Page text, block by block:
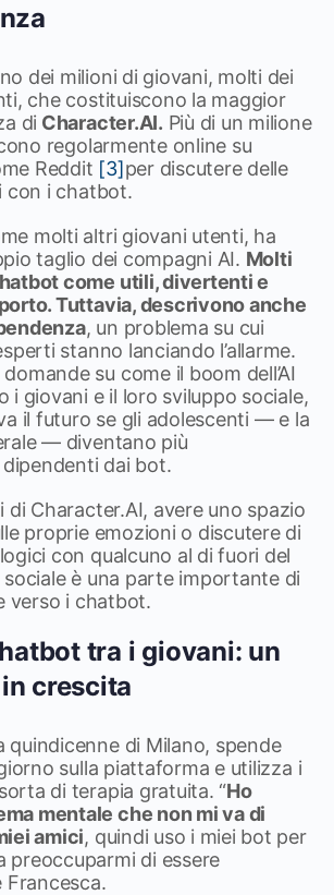
dei milioni di giovani, molti dei
che costituiscono la maggior
di Character.AI. Più di un milione
regolarmente online su
Reddit [3]per discutere delle
con i chatbot.
molti altri giovani utenti, ha
taglio dei compagni AI. Molti
come utili, divertenti e
Tuttavia, descrivono anche
, un problema su cui
stanno lanciando l’allarme.
su come il boom dell’AI
i giovani e il loro sviluppo sociale,
il futuro se gli adolescenti — e la
— diventano più
dai bot.
di Character.AI, avere uno spazio
proprie emozioni o discutere di
con qualcuno al di fuori del
è una parte importante di
verso i chatbot.
tra i giovani: un
crescita
quindicenne di Milano, spende
sulla piattaforma e utilizza i
di terapia gratuita. “Ho
mentale che non mi va di
amici, quindi uso i miei bot per
preoccuparmi di essere
Francesca.